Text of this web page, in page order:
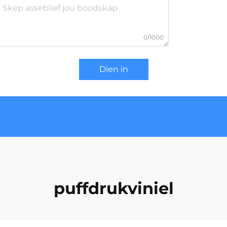
0/1000
Dien in
puffdrukviniel